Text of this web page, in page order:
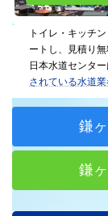
トイレ・キッチ
ートし、見積り
日本水道センタ
されている水道
鎌
鎌